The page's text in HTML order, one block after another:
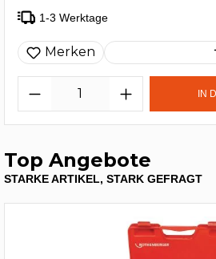
1-3 Werktage
Merken
IN
Top Angebote
STARKE ARTIKEL, STARK GEFRAGT